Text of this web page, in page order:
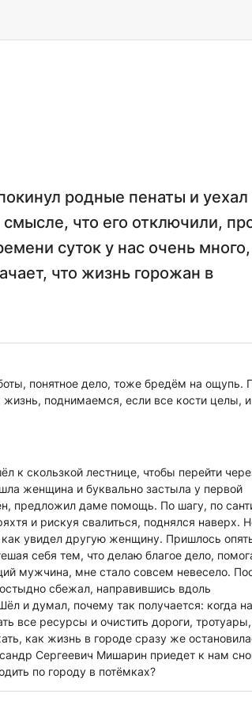
родные пенаты и уехал
что его отключили,
суток у нас очень много,
что жизнь горожан в
понятное дело, тоже бредём на ощупь.
поднимаемся, если все кости целы, и
к скользкой лестнице, чтобы перейти
женщина и буквально застыла у первой
предложил даме помощь. По шагу, по
и рискуя свалиться, поднялся наверх.
как увидел другую женщину. Пришлось
себя тем, что делаю благое дело,
мужчина, мне стало совсем невесело.
сбежал, направившись вдоль
и думал, почему так получается: когда
все ресурсы и очистить дороги, тротуары,
как жизнь в городе сразу же
Сергеевич Мишарин приедет к нам
по городу в потёмках?